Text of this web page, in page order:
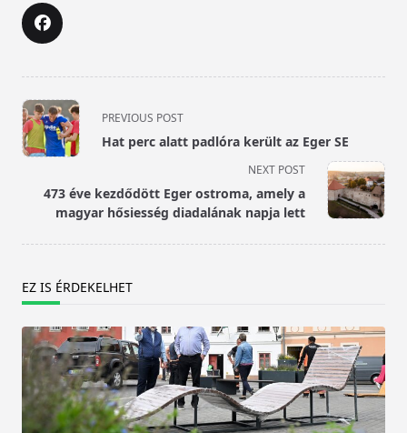
<span
class="nav-
subtitle
reader-
text">Page</span>
PREVIOUS POST
Hat perc alatt padlóra került az Eger SE
NEXT POST
473 éve kezdődött Eger ostroma, amely a
magyar hősiesség diadalának napja lett
EZ IS ÉRDEKELHET